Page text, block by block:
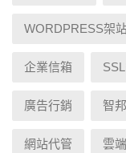
WORDPRESS架
企業信箱
廣告行銷 智
網站代管 雲